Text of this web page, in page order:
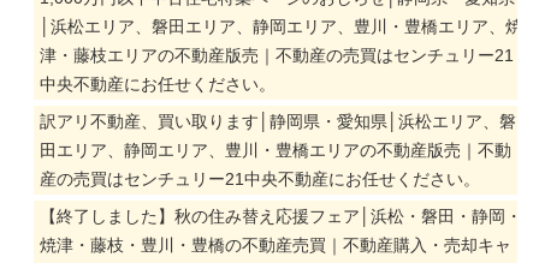
│浜松エリア、磐田エリア、静岡エリア、豊川・豊橋エリア、焼
津・藤枝エリアの不動産版売｜不動産の売買はセンチュリー21
中央不動産にお任せください。
訳アリ不動産、買い取ります│静岡県・愛知県│浜松エリア、磐
田エリア、静岡エリア、豊川・豊橋エリアの不動産版売｜不動
産の売買はセンチュリー21中央不動産にお任せください。
【終了しました】秋の住み替え応援フェア│浜松・磐田・静岡・
焼津・藤枝・豊川・豊橋の不動産売買｜不動産購入・売却キャ